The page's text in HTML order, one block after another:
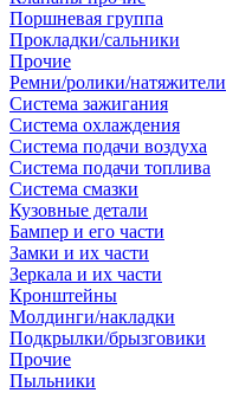
Поршневая группа
Прокладки/сальники
Прочие
Ремни/ролики/натяжители
Система зажигания
Система охлаждения
Система подачи воздуха
Система подачи топлива
Система смазки
Кузовные детали
Бампер и его части
Замки и их части
Зеркала и их части
Кронштейны
Молдинги/накладки
Подкрылки/брызговики
Прочие
Пыльники